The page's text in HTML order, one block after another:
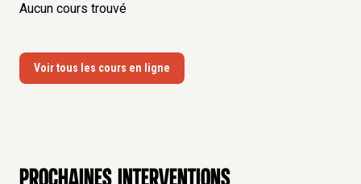
Aucun cours trouvé
Voir tous les cours en ligne
Prochaines interventions